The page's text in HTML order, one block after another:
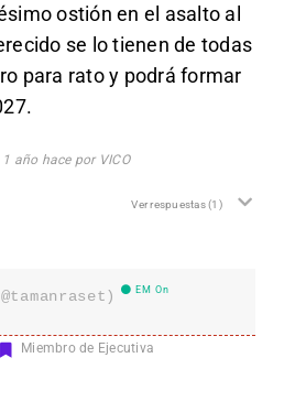
ostión en el asalto al
se lo tienen de todas
para rato y podrá formar
año hace por VICO
Ver respuestas(1)
EM On
Miembro de Ejecutiva